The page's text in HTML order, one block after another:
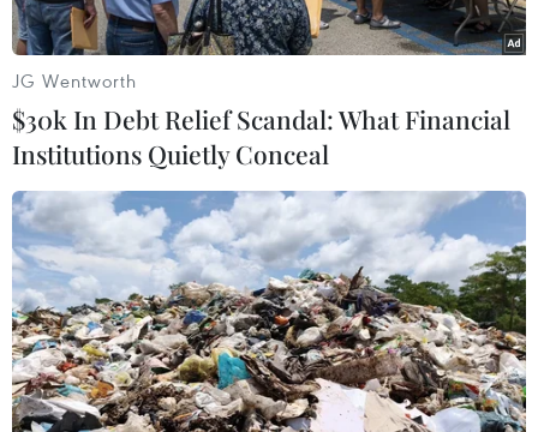
Theo dõi VietnamPlus
TIN LIÊN QUAN
JG Wentworth
$30k In Debt Relief Scandal: What Financial
Institutions Quietly Conceal